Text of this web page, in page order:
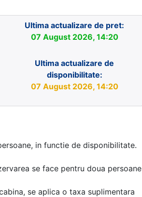
Ultima actualizare de pret:
07 August 2026, 14:20
Ultima actualizare de
disponibilitate:
07 August 2026, 14:20
in functie de disponibilitate.
se face pentru doua persoane
se aplica o taxa suplimentara